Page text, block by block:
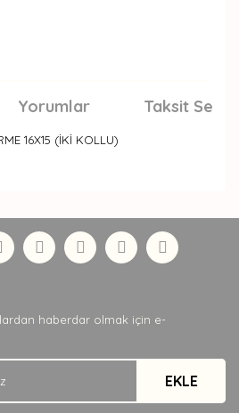
Yorumlar Taksit
16X15 (İKİ KOLLU)
Yorum Yaz
iletebilirsiniz.
teşekkür ederiz.
eksik bilgiler bulunuyor.
bulunuyor.
daha pahalı.
alternatifler olmalı.
haberdar olmak için e-
EKLE